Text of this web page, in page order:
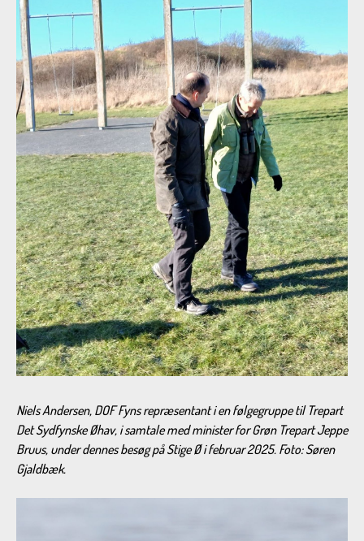
Niels Andersen, DOF Fyns repræsentant i en følgegruppe til Trepart
Det Sydfynske Øhav, i samtale med minister for Grøn Trepart Jeppe
Bruus, under dennes besøg på Stige Ø i februar 2025. Foto: Søren
Gjaldbæk.